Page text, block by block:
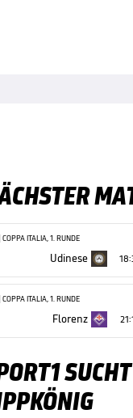
COPPA ITALIA, 1. RUNDE
Udinese
COPPA ITALIA, 1. RUNDE
Florenz